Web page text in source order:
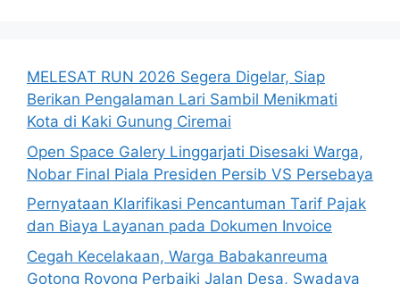
MELESAT RUN 2026 Segera Digelar, Siap
Berikan Pengalaman Lari Sambil Menikmati
Kota di Kaki Gunung Ciremai
Open Space Galery Linggarjati Disesaki Warga,
Nobar Final Piala Presiden Persib VS Persebaya
Pernyataan Klarifikasi Pencantuman Tarif Pajak
dan Biaya Layanan pada Dokumen Invoice
Cegah Kecelakaan, Warga Babakanreuma
Gotong Royong Perbaiki Jalan Desa, Swadaya